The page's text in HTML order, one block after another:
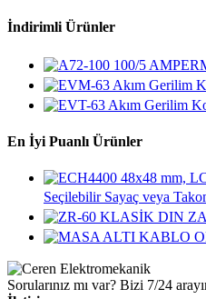
İndirimli Ürünler
En İyi Puanlı Ürünler
Seçilebilir Sayaç veya
Sorularınız mı var? Bizi 7/24